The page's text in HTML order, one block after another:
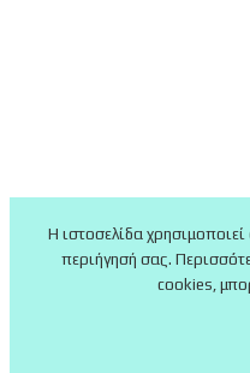
Η ιστοσελίδα
περιήγησή σας.
cookies,